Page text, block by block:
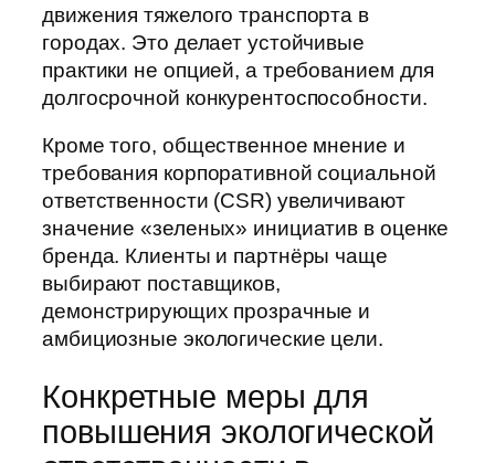
движения тяжелого транспорта в
городах. Это делает устойчивые
практики не опцией, а требованием для
долгосрочной конкурентоспособности.
Кроме того, общественное мнение и
требования корпоративной социальной
ответственности (CSR) увеличивают
значение «зеленых» инициатив в оценке
бренда. Клиенты и партнёры чаще
выбирают поставщиков,
демонстрирующих прозрачные и
амбициозные экологические цели.
Конкретные меры для
повышения экологической